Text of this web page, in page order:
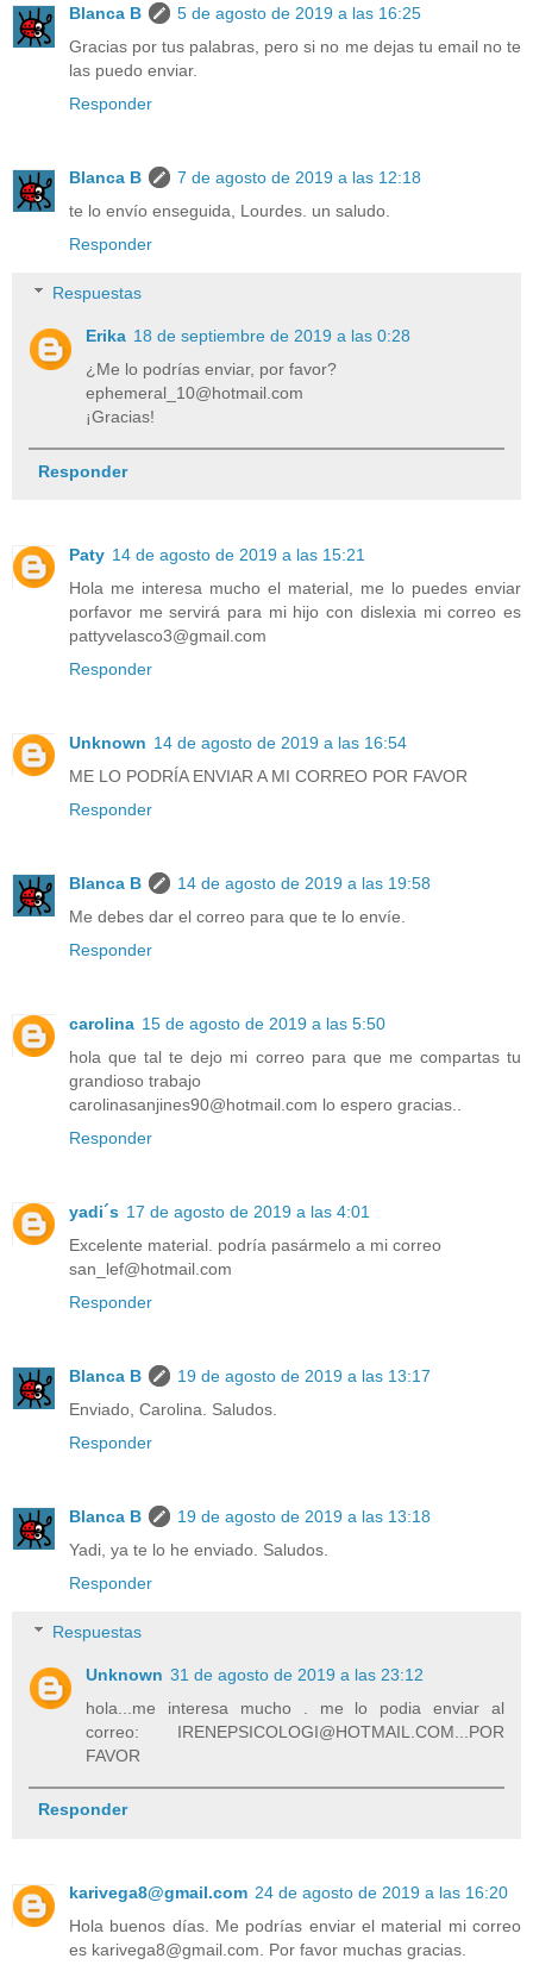
Blanca B
5 de agosto de 2019 a las 16:25
Gracias por tus palabras, pero si no me dejas tu email no te
las puedo enviar.
Responder
Blanca B
7 de agosto de 2019 a las 12:18
te lo envío enseguida, Lourdes. un saludo.
Responder
Respuestas
Erika 18 de septiembre de 2019 a las 0:28
¿Me lo podrías enviar, por favor?
ephemeral_10@hotmail.com
¡Gracias!
Responder
Paty 14 de agosto de 2019 a las 15:21
Hola me interesa mucho el material, me lo puedes enviar
porfavor me servirá para mi hijo con dislexia mi correo es
pattyvelasco3@gmail.com
Responder
Unknown 14 de agosto de 2019 a las 16:54
ME LO PODRÍA ENVIAR A MI CORREO POR FAVOR
Responder
Blanca B
14 de agosto de 2019 a las 19:58
Me debes dar el correo para que te lo envíe.
Responder
carolina 15 de agosto de 2019 a las 5:50
hola que tal te dejo mi correo para que me compartas tu
grandioso trabajo
carolinasanjines90@hotmail.com lo espero gracias..
Responder
yadi´s 17 de agosto de 2019 a las 4:01
Excelente material. podría pasármelo a mi correo
san_lef@hotmail.com
Responder
Blanca B
19 de agosto de 2019 a las 13:17
Enviado, Carolina. Saludos.
Responder
Blanca B
19 de agosto de 2019 a las 13:18
Yadi, ya te lo he enviado. Saludos.
Responder
Respuestas
Unknown 31 de agosto de 2019 a las 23:12
hola...me interesa mucho . me lo podia enviar al
correo: IRENEPSICOLOGI@HOTMAIL.COM...POR
FAVOR
Responder
karivega8@gmail.com 24 de agosto de 2019 a las 16:20
Hola buenos días. Me podrías enviar el material mi correo
es karivega8@gmail.com. Por favor muchas gracias.